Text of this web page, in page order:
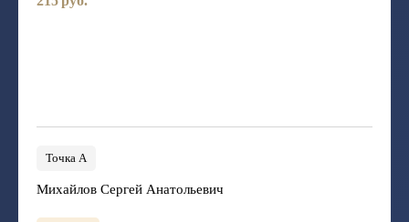
Точка А
Михайлов Сергей Анатольевич